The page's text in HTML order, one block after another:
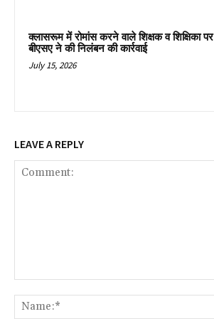
क्लासरूम में रोमांस करने वाले शिक्षक व शिक्षिका पर
बीएसए ने की निलंबन की कार्रवाई
July 15, 2026
LEAVE A REPLY